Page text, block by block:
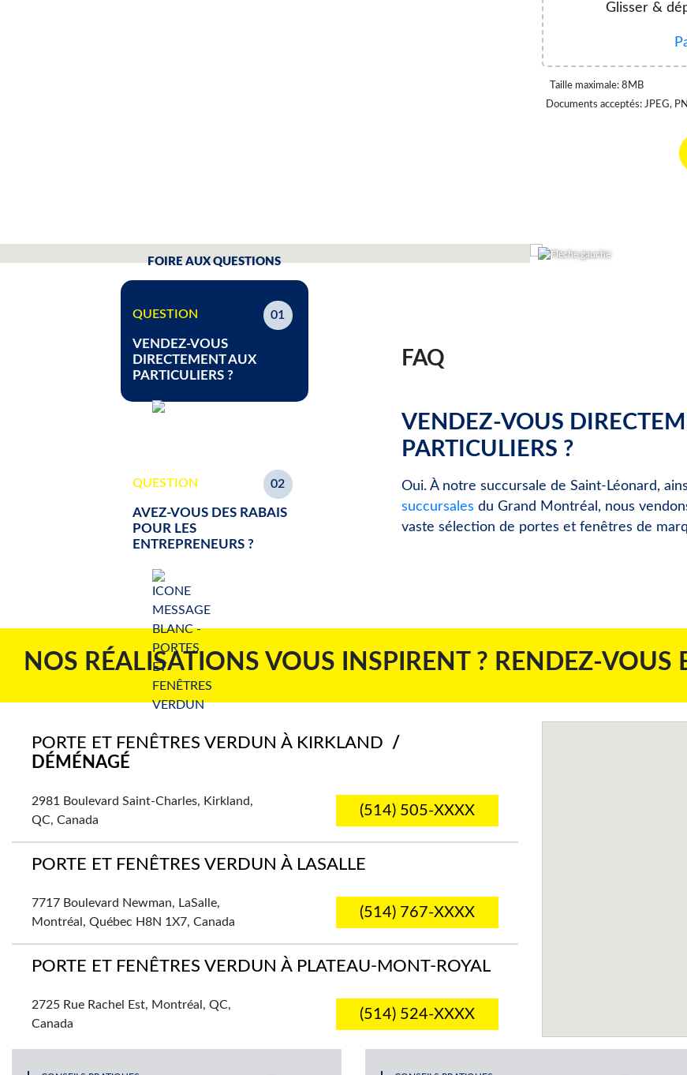
Glisser &
Taille maximale: 8MB
Documents acceptés: JPEG,
FOIRE AUX QUESTIONS
QUESTION 01
VENDEZ-VOUS
DIRECTEMENT AUX
PARTICULIERS ?
QUESTION 02
AVEZ-VOUS DES RABAIS
POUR LES
ENTREPRENEURS ?
FAQ
VENDEZ-VOUS
PARTICULIERS ?
Oui. À notre succursale de Saint-Léonard,
succursales du Grand Montréal, nous
vaste sélection de portes et fenêtres de
NOS RÉALISATIONS VOUS INSPIRENT ? RENDEZ-VOUS
PORTE ET FENÊTRES VERDUN À KIRKLAND
/
DÉMÉNAGÉ
2981 Boulevard Saint-Charles, Kirkland,
QC, Canada
(514) 505-XXXX
PORTE ET FENÊTRES VERDUN À LASALLE
7717 Boulevard Newman, LaSalle,
Montréal, Québec H8N 1X7, Canada
(514) 767-XXXX
PORTE ET FENÊTRES VERDUN À PLATEAU-MONT-ROYAL
2725 Rue Rachel Est, Montréal, QC,
Canada
(514) 524-XXXX
PORTE ET FENÊTRES VERDUN À ST-LÉONARD